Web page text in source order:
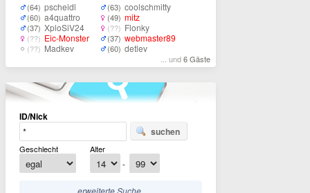
(64) pscheidl
(60) a4quattro
(37) XploSiV24
(??) Eic-Monster
(??) Madkev
(63) coolschmitty
(49) mitz
(??) Flonky
(37) webmaster89
(60) detlev
... und6 Gäste
ID/Nick
suchen
Geschlecht
Alter
-
erweiterte Suche